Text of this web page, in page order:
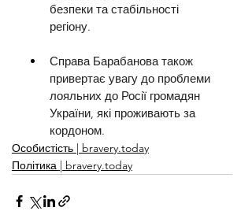
безпеки та стабільності
регіону.
Справа Барабанова також
привертає увагу до проблеми
лояльних до Росії громадян
України, які проживають за
кордоном.
Особистість | bravery.today
Політика | bravery.today